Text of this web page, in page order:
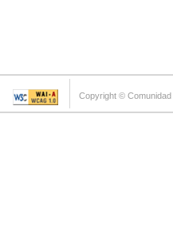
Copyright © Comunidad